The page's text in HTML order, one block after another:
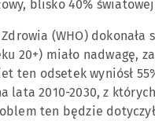
blisko 40%
(WHO)
20+) miało nadwagę,
ten odsetek wyniósł
lata 2010-2030, z
ten będzie